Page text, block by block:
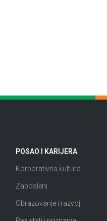
POSAO I KARIJERA
Korporativna kultura
Zaposleni
Obrazovanje i razvoj